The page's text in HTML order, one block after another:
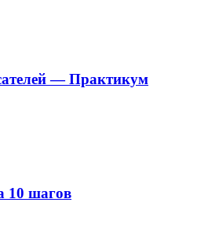
— Практикум
10 шагов